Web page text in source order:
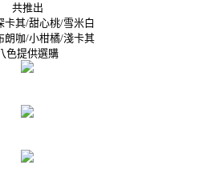
共推出
卡其/甜心桃/雪米白
朗咖/小柑橘/淺卡其
色提供選購